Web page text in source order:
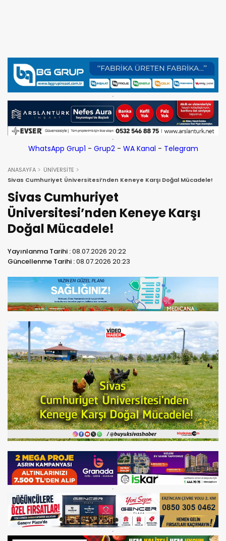
WhatsApp Grup1 - Grup2- WA Kanal - Telegram
ANASAYFA
ÜNİVERSİTE
Sivas Cumhuriyet Üniversitesi’nden Keneye Karşı Doğal Mücadele!
Sivas Cumhuriyet
Üniversitesi’nden Keneye Karşı
Doğal Mücadele!
Yayınlanma Tarihi :08.07.2026 20:22
Güncellenme Tarihi :08.07.2026 20:23